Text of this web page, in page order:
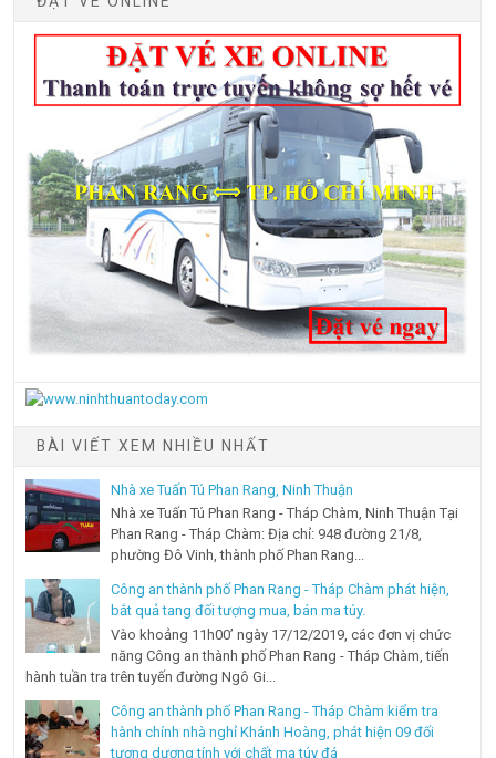
BÀI VIẾT XEM NHIỀU NHẤT
Nhà xe Tuấn Tú Phan Rang, Ninh Thuận
Nhà xe Tuấn Tú Phan Rang - Tháp Chàm, Ninh Thuận Tại
Phan Rang - Tháp Chàm: Địa chỉ: 948 đường 21/8,
phường Đô Vinh, thành phố Phan Rang...
Công an thành phố Phan Rang - Tháp Chàm phát hiện,
bắt quả tang đối tượng mua, bán ma túy.
Vào khoảng 11h00’ ngày 17/12/2019, các đơn vị chức
năng Công an thành phố Phan Rang - Tháp Chàm, tiến
hành tuần tra trên tuyến đường Ngô Gi...
Công an thành phố Phan Rang - Tháp Chàm kiểm tra
hành chính nhà nghỉ Khánh Hoàng, phát hiện 09 đối
tượng dương tính với chất ma túy đá